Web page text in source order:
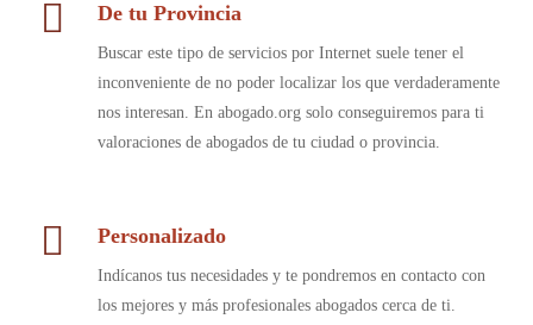
De tu Provincia
Buscar este tipo de servicios por Internet suele tener el
inconveniente de no poder localizar los que verdaderamente
nos interesan. En abogado.org solo conseguiremos para ti
valoraciones de abogados de tu ciudad o provincia.
Personalizado
Indícanos tus necesidades y te pondremos en contacto con
los mejores y más profesionales abogados cerca de ti.